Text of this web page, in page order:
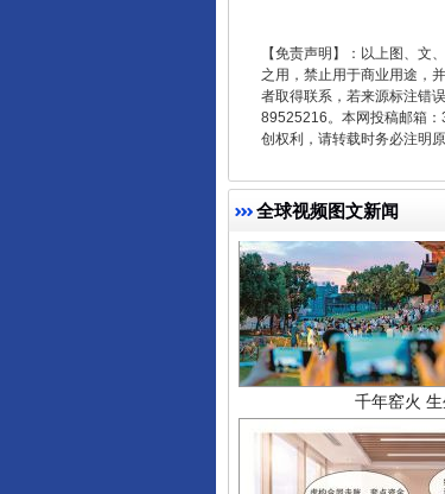
【免责声明】：以上图、
之用，禁止用于商业用途，
者取得联系，若来源标注错
89525216。本网投稿邮箱
创权利，请转载时务必注明
全球视频图文新闻